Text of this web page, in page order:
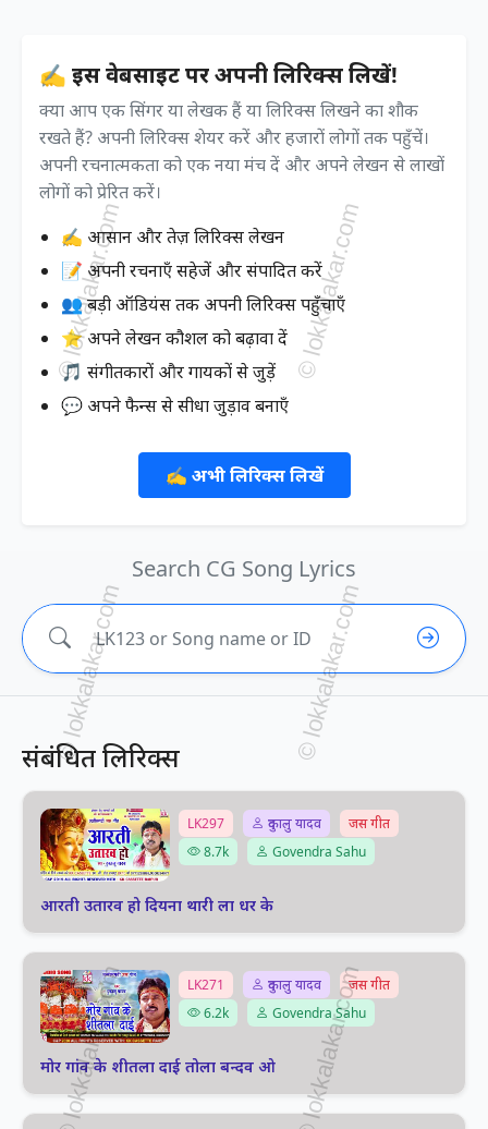
✍️ इस वेबसाइट पर अपनी लिरिक्स लिखें!
क्या आप एक सिंगर या लेखक हैं या लिरिक्स लिखने का शौक
रखते हैं? अपनी लिरिक्स शेयर करें और हजारों लोगों तक पहुँचें।
अपनी रचनात्मकता को एक नया मंच दें और अपने लेखन से लाखों
लोगों को प्रेरित करें।
✍️ आसान और तेज़ लिरिक्स लेखन
📝 अपनी रचनाएँ सहेजें और संपादित करें
👥 बड़ी ऑडियंस तक अपनी लिरिक्स पहुँचाएँ
⭐ अपने लेखन कौशल को बढ़ावा दें
🎵 संगीतकारों और गायकों से जुड़ें
💬 अपने फैन्स से सीधा जुड़ाव बनाएँ
✍️ अभी लिरिक्स लिखें
Search CG Song Lyrics
संबंधित लिरिक्स
LK297 दुकालु यादव
जस गीत
8.7k
Govendra Sahu
आरती उतारव हो दियना थारी ला धर के
LK271 दुकालु यादव
जस गीत
6.2k
Govendra Sahu
मोर गांव के शीतला दाई तोला बन्दव ओ